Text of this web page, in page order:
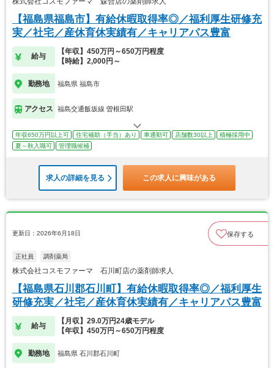
【福島県福島市】有給休暇取得率◎／福利厚生研修充
実／社宅／産休育休実績有／キャリアパス豊富
給与
【年収】450万円～650万円程度
【時給】2,000円～
勤務地 福島県 福島市
アクセス 福島交通飯坂線 曽根田駅
年収650万円以上可 住宅補助（手当）あり 車通勤可 店舗数30以上
積極採用中
夏～秋入職可
管理職候補
求人の詳細を見る この求人に興味がある
更新日：2026年6月18日 保存する
正社員 調剤薬局
株式会社コスモファーマ 石川町店の薬剤師求人
【福島県石川郡石川町】有給休暇取得率◎／福利厚生
研修充実／社宅／産休育休実績有／キャリアパス豊富
給与
【月収】29.0万円24歳モデル
【年収】450万円～650万円程度
勤務地 福島県 石川郡石川町